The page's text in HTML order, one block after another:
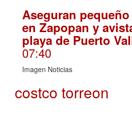
Aseguran
en Zapopan y
playa de Puerto
07:40
Imagen Noticias
costco torreon